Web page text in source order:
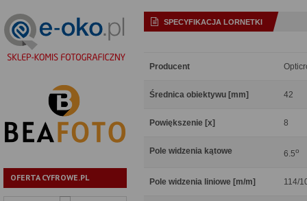
OFERTA CYFROWE.PL
SPECYFIKACJA LORNETKI
Producent
Średnica obiektywu [mm] 42
Powiększenie [x] 8
Pole widzenia kątowe 6.5o
Pole widzenia liniowe [m/m] 114/